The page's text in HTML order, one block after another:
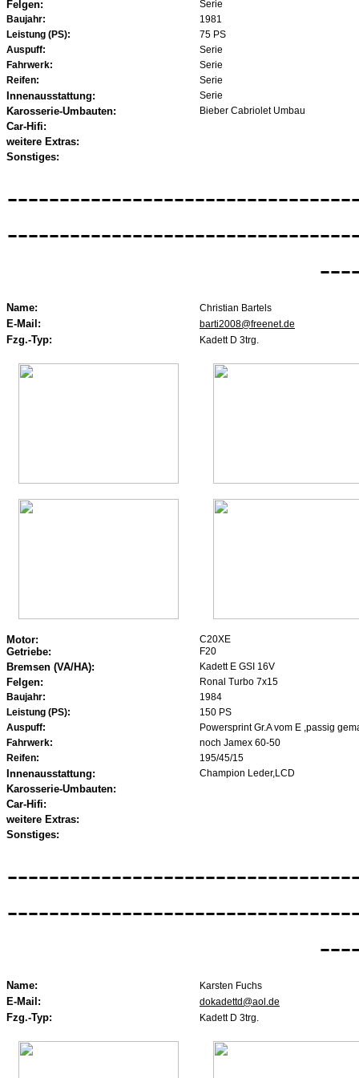
Felgen:
Serie
Baujahr:
1981
Leistung (PS):
75 PS
Auspuff:
Serie
Fahrwerk:
Serie
Reifen:
Serie
Innenausstattung: Serie
Karosserie-Umbauten: Bieber Cabriolet Umbau
Car-Hifi:
weitere Extras:
Sonstiges:
Name: Christian Bartels
E-Mail: barti2008@freenet.de
Fzg.-Typ: Kadett D 3trg.
Motor: C20XE
Getriebe: F20
Bremsen (VA/HA): Kadett E GSI 16V
Felgen:
Ronal Turbo 7x15
Baujahr:
1984
Leistung (PS):
150 PS
Auspuff:
Powersprint Gr.A vom E ,passig
Fahrwerk:
noch Jamex 60-50
Reifen:
195/45/15
Innenausstattung: Champion Leder,LCD
Karosserie-Umbauten:
Car-Hifi:
weitere Extras:
Sonstiges:
Name: Karsten Fuchs
E-Mail: dokadettd@aol.de
Fzg.-Typ: Kadett D 3trg.